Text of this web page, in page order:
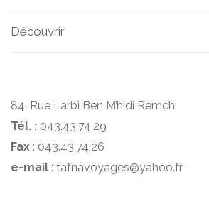
Découvrir
84, Rue Larbi Ben M’hidi Remchi
Tél. : 043.43.74.29
Fax : 043.43.74.26
e-mail : tafnavoyages@yahoo.fr